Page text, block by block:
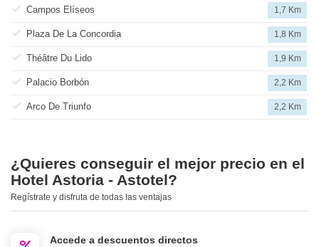
Campos Elíseos 1,7 Km
Plaza De La Concordia 1,8 Km
Théâtre Du Lido 1,9 Km
Palacio Borbón 2,2 Km
Arco De Triunfo 2,2 Km
¿Quieres conseguir el mejor precio en el
Hotel Astoria - Astotel?
Regístrate y disfruta de todas las ventajas
Accede a descuentos directos